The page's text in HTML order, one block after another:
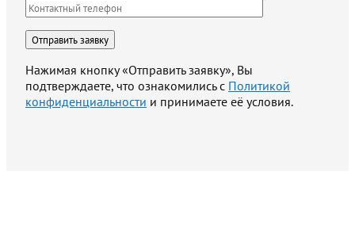
Нажимая кнопку «Отправить заявку», Вы
подтверждаете, что ознакомились с Политикой
конфиденциальности и принимаете её условия.